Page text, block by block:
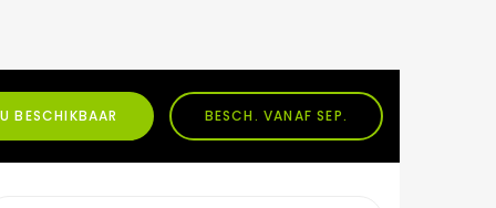
BESCHIKBAAR BESCH. VANAF SEP.